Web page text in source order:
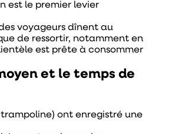
est le premier levier
voyageurs dînent au
de ressortir, notamment en
est prête à consommer
et le temps de
ont enregistré une